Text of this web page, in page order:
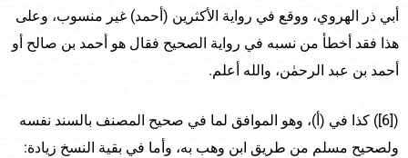
أبي ذر الهروي، ووقع في رواية الأكثرين (أحمد) غير منسوب، وعلى
هذا فقد أخطأ من نسبه في رواية الصحيح فقال هو أحمد بن صالح أو
أحمد بن عبد الرحمٰن، والله أعلم.
([6]) كذا في (أ)، وهو الموافق لما في صحيح المصنف بالسند نفسه
ولصحيح مسلم من طريق ابن وهب به، وأما في بقية النسخ زيادة: